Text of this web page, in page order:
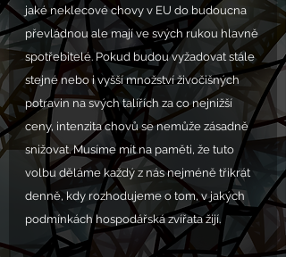
jaké neklecové chovy v EU do budoucna
převládnou ale mají ve svých rukou hlavně
spotřebitelé. Pokud budou vyžadovat stále
stejné nebo i vyšší množství živočišných
potravin na svých talířích za co nejnižší
ceny, intenzita chovů se nemůže zásadně
snižovat. Musíme mít na paměti, že tuto
volbu děláme každý z nás nejméně třikrát
denně, kdy rozhodujeme o tom, v jakých
podmínkách hospodářská zvířata žijí.